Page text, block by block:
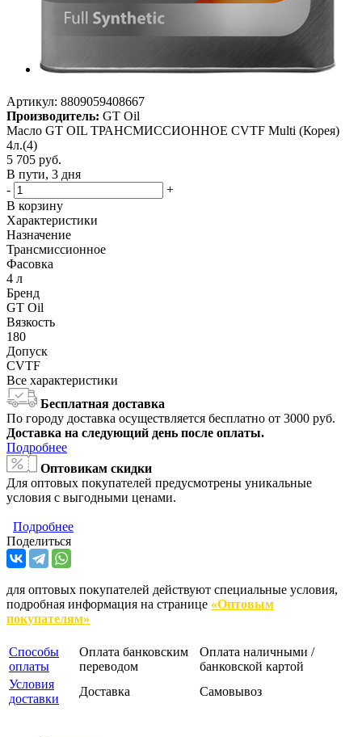
Артикул: 8809059408667
Производитель: GT Oil
Масло GT OIL ТРАНСМИССИОННОЕ CVTF Multi (Корея)
4л.(4)
5 705 руб.
В пути, 3 дня
-
+
В корзину
Характеристики
Назначение
Трансмиссионное
Фасовка
4 л
Бренд
GT Oil
Вязкость
180
Допуск
CVTF
Все характеристики
Бесплатная доставка
По городу доставка осуществляется бесплатно от 3000 руб.
Доставка на следующий день после оплаты.
Подробнее
Оптовикам скидки
Для оптовых покупателей предусмотрены уникальные
условия с выгодными ценами.
Подробнее
Поделиться
для оптовых покупателей действуют специальные условия,
подробная информация на странице «Оптовым
покупателям»
Способы
оплаты
Оплата банковским
переводом
Оплата наличными /
банковской картой
Условия
доставки
Доставка Самовывоз